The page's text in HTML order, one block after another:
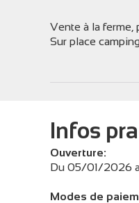
Vente à la ferme,
Sur place
Infos
Ouverture:
Du 05/01/2026
Modes de